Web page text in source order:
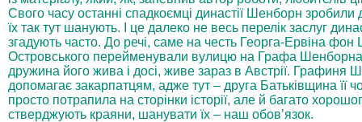
Свого часу останні спадкоємці династії Шенборн
їх так тут шанують. І це далеко не весь перелік заслуг
згадують часто. До речі, саме на честь Георга-Ервіна
Островського перейменували вулицю на Графа
дружина його жива і досі, живе зараз в Австрії.
допомагає закарпатцям, адже тут – друга Батьківщина її
просто потрапила на сторінки історії, але й багато
стверджують краяни, шанувати їх – наш обов’язок.